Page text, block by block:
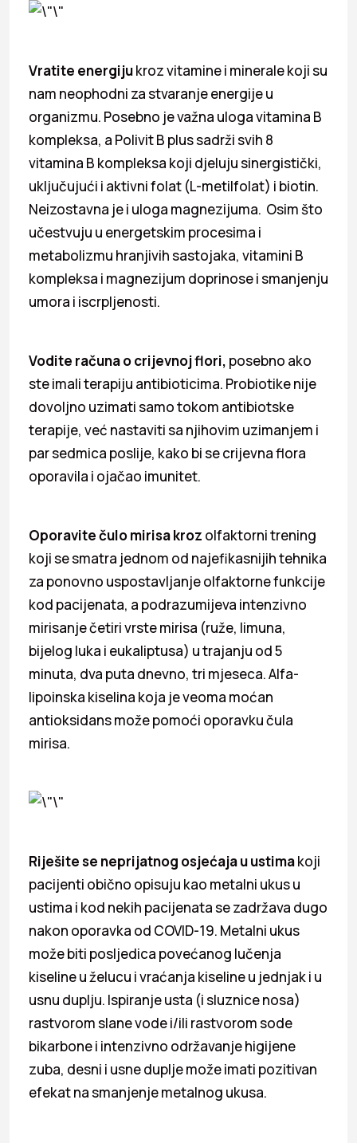
Vratite energijukroz vitamine i minerale koji su
nam neophodni za stvaranje energije u
organizmu. Posebno je važna uloga vitamina B
kompleksa, a Polivit B plus sadrži svih 8
vitamina B kompleksa koji djeluju sinergistički,
uključujući i aktivni folat (L-metilfolat) i biotin.
Neizostavna je i uloga magnezijuma. Osim što
učestvuju u energetskim procesima i
metabolizmu hranjivih sastojaka, vitamini B
kompleksa i magnezijum doprinose i smanjenju
umora i iscrpljenosti.
Vodite računa o crijevnoj flori, posebno ako
ste imali terapiju antibioticima. Probiotike nije
dovoljno uzimati samo tokom antibiotske
terapije, već nastaviti sa njihovim uzimanjem i
par sedmica poslije, kako bi se crijevna flora
oporavila i ojačao imunitet.
Oporavite čulo mirisa kroz olfaktorni trening
koji se smatra jednom od najefikasnijih tehnika
za ponovno uspostavljanje olfaktorne funkcije
kod pacijenata, a podrazumijeva intenzivno
mirisanje četiri vrste mirisa (ruže, limuna,
bijelog luka i eukaliptusa) u trajanju od 5
minuta, dva puta dnevno, tri mjeseca. Alfa-
lipoinska kiselina koja je veoma moćan
antioksidans može pomoći oporavku čula
mirisa.
Riješite se neprijatnog osjećaja u ustimakoji
pacijenti obično opisuju kao metalni ukus u
ustima i kod nekih pacijenata se zadržava dugo
nakon oporavka od COVID-19. Metalni ukus
može biti posljedica povećanog lučenja
kiseline u želucu i vraćanja kiseline u jednjak i u
usnu duplju. Ispiranje usta (i sluznice nosa)
rastvorom slane vode i/ili rastvorom sode
bikarbone i intenzivno održavanje higijene
zuba, desni i usne duplje može imati pozitivan
efekat na smanjenje metalnog ukusa.